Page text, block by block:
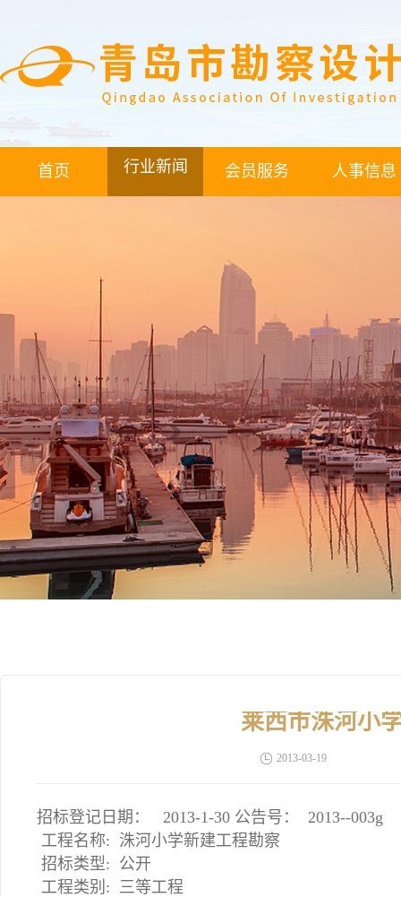
首页 行业新闻 会员服务 人事信息
莱西市洙河小
2013-03-19
招标登记日期： 2013-1-30 公告号： 2013--003g
工程名称: 洙河小学新建工程勘察
招标类型: 公开
工程类别: 三等工程